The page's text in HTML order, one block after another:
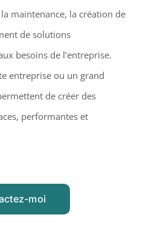
maintenance, la création de
de solutions
besoins de l’entreprise.
entreprise ou un grand
de créer des
performantes et
moi